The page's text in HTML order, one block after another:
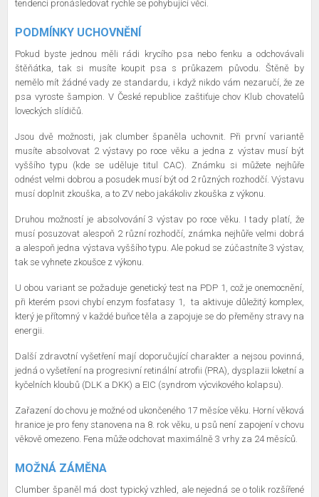
tendenci pronásledovat rychle se pohybující věci.
PODMÍNKY UCHOVNĚNÍ
Pokud byste jednou měli rádi krycího psa nebo fenku a odchovávali
štěňátka, tak si musíte koupit psa s průkazem původu. Štěně by
nemělo mít žádné vady ze standardu, i když nikdo vám nezaručí, že ze
psa vyroste šampion. V České republice zaštiťuje chov Klub chovatelů
loveckých slídičů.
Jsou dvě možnosti, jak clumber španěla uchovnit. Při první variantě
musíte absolvovat 2 výstavy po roce věku a jedna z výstav musí být
vyššího typu (kde se uděluje titul CAC). Známku si můžete nejhůře
odnést velmi dobrou a posudek musí být od 2 různých rozhodčí. Výstavu
musí doplnit zkouška, a to ZV nebo jakákoliv zkouška z výkonu.
Druhou možností je absolvování 3 výstav po roce věku. I tady platí, že
musí posuzovat alespoň 2 různí rozhodčí, známka nejhůře velmi dobrá
a alespoň jedna výstava vyššího typu. Ale pokud se zúčastníte 3 výstav,
tak se vyhnete zkoušce z výkonu.
U obou variant se požaduje genetický test na PDP 1, což je onemocnění,
při kterém psovi chybí enzym fosfatasy 1,
ta aktivuje důležitý komplex,
který je přítomný v každé buňce těla a zapojuje se do přeměny stravy na
energii.
Další zdravotní vyšetření mají doporučující charakter a nejsou povinná,
jedná o vyšetření na progresivní retinální atrofii (PRA), dysplazii loketní a
kyčelních kloubů (DLK a DKK) a EIC (syndrom výcvikového kolapsu).
Zařazení do chovu je možné od ukončeného 17 měsíce věku. Horní věková
hranice je pro feny stanovena na 8. rok věku, u psů není zapojení v chovu
věkově omezeno. Fena může odchovat maximálně 3 vrhy za 24 měsíců.
MOŽNÁ ZÁMĚNA
Clumber španěl má dost typický vzhled, ale nejedná se o tolik rozšířené